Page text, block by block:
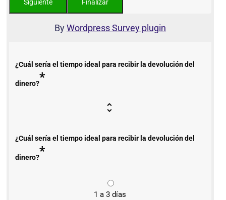
ByWordpress Survey plugin
¿Cuál sería el tiempo ideal para recibir la devolución del
dinero?*
¿Cuál sería el tiempo ideal para recibir la devolución del
dinero?*
1 a 3 días